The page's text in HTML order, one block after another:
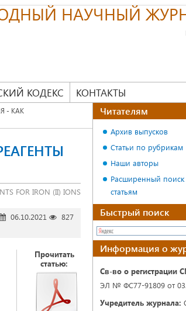
НАУЧНЫЙ
КОДЕКС КОНТАКТЫ
- КАК
FOR IRON (II) IONS
06.10.2021
827
Прочитать
статью:
Читателям
Архив выпусков
Статьи по рубрикам
Наши авторы
Расширенный поиск
статьям
Быстрый поиск
Информация о
Св-во о регистрации
ЭЛ № ФС77-91809 от
Учредитель журнала: